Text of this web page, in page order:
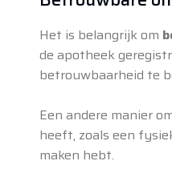
Het is belangrijk om
de apotheek
betrouwbaarheid te
Een andere manier
heeft, zoals een
maken hebt.